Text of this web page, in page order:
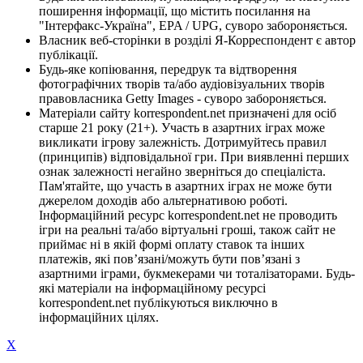
поширення інформації, що містить посилання на
"Інтерфакс-Україна", EPA / UPG, суворо забороняється.
Власник веб-сторінки в розділі Я-Корреспондент є автор
публікації.
Будь-яке копіювання, передрук та відтворення
фотографічних творів та/або аудіовізуальних творів
правовласника Getty Images - суворо забороняється.
Матеріали сайту korrespondent.net призначені для осіб
старше 21 року (21+). Участь в азартних іграх може
викликати ігрову залежність. Дотримуйтесь правил
(принципів) відповідальної гри. При виявленні перших
ознак залежності негайно зверніться до спеціаліста.
Пам'ятайте, що участь в азартних іграх не може бути
джерелом доходів або альтернативою роботі.
Інформаційний ресурс korrespondent.net не проводить
ігри на реальні та/або віртуальні гроші, також сайт не
приймає ні в якій формі оплату ставок та інших
платежів, які пов’язані/можуть бути пов’язані з
азартними іграми, букмекерами чи тоталізаторами. Будь-
які матеріали на інформаційному ресурсі
korrespondent.net публікуються виключно в
інформаційних цілях.
X